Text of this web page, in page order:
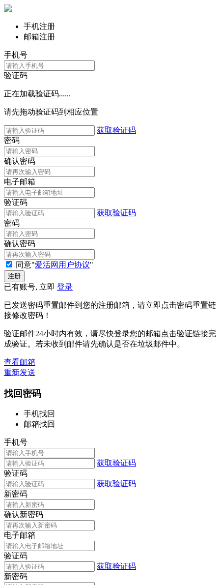
手机注册
邮箱注册
手机号
验证码
正在加载验证码......
请先拖动验证码到相应位置
获取验证码
密码
确认密码
电子邮箱
验证码
获取验证码
密码
确认密码
同意"爱活网用户协议"
已有账号, 立即 登录
已发送密码重置邮件到您的注册邮箱，请立即点击密码重置链
接修改密码！
验证邮件24小时内有效，请尽快登录您的邮箱点击验证链接完
成验证。若未收到邮件请先确认是否在垃圾邮件中。
查看邮箱
重新发送
找回密码
手机找回
邮箱找回
手机号
获取验证码
验证码
获取验证码
新密码
确认新密码
电子邮箱
验证码
获取验证码
新密码